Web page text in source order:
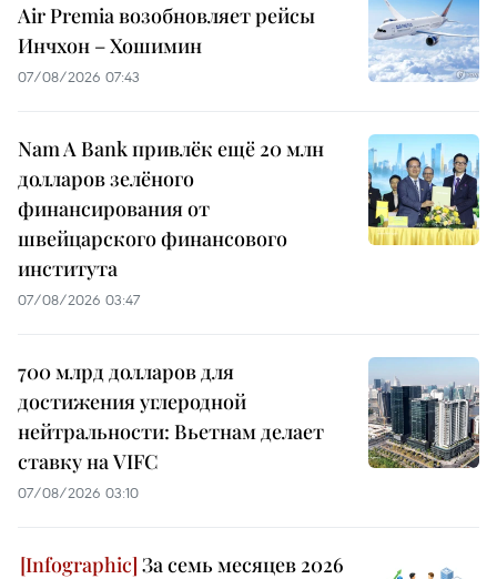
Air Premia возобновляет рейсы
Инчхон – Хошимин
07/08/2026 07:43
Nam A Bank привлёк ещё 20 млн
долларов зелёного
финансирования от
швейцарского финансового
института
07/08/2026 03:47
700 млрд долларов для
достижения углеродной
нейтральности: Вьетнам делает
ставку на VIFC
07/08/2026 03:10
За семь месяцев 2026